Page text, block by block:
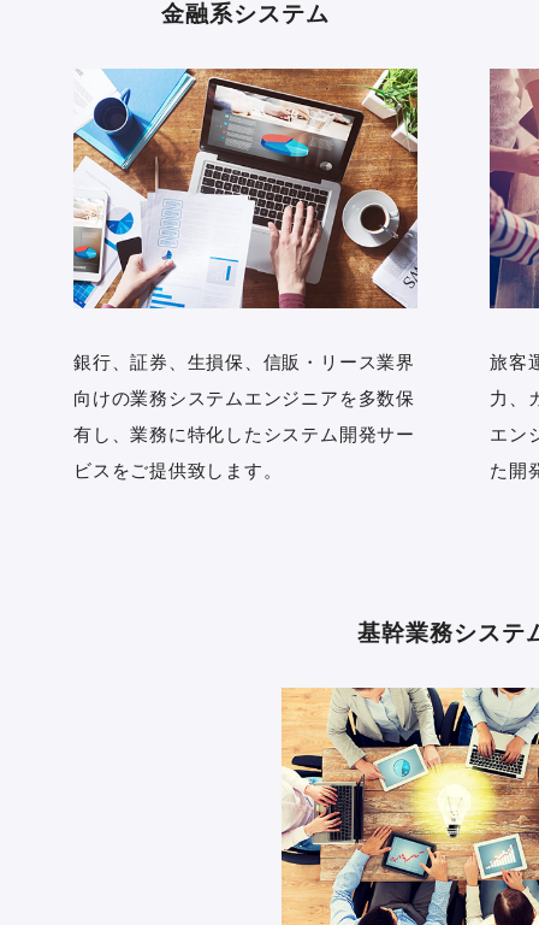
金融系システム
銀行、証券、生損保、信販・リース業界
向けの業務システムエンジニアを多数保
有し、業務に特化したシステム開発サー
ビスをご提供致します。
旅客
力、
エン
た開
基幹業務システ